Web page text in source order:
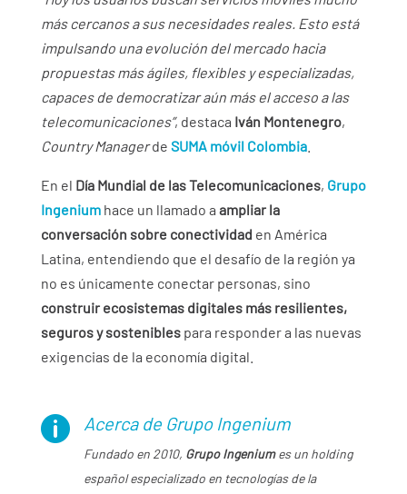
más cercanos a sus necesidades reales. Esto está
impulsando una evolución del mercado hacia
propuestas más ágiles, flexibles y especializadas,
capaces de democratizar aún más el acceso a las
telecomunicaciones”, destaca Iván Montenegro,
Country Managerde SUMA móvil Colombia.
En el Día Mundial de las Telecomunicaciones, Grupo
Ingeniumhace un llamado a ampliar la
conversación sobre conectividad en América
Latina, entendiendo que el desafío de la región ya
no es únicamente conectar personas, sino
construir ecosistemas digitales más resilientes,
seguros y sosteniblespara responder a las nuevas
exigencias de la economía digital.
 Acerca de Grupo Ingenium
Fundado en 2010, Grupo Ingeniumes un holding
español especializado en tecnologías de la